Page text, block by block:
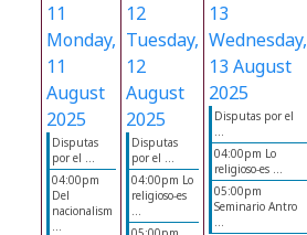
11
Monday,
11
August
2025
Disputas
por el ...
04:00pm
Del
nacionalism
...
12
Tuesday,
12
August
2025
Disputas
por el ...
04:00pm Lo
religioso-es
...
13
Wednesday,
13 August
2025
Disputas por el
...
04:00pm Lo
religioso-es ...
05:00pm
Seminario Antro
...